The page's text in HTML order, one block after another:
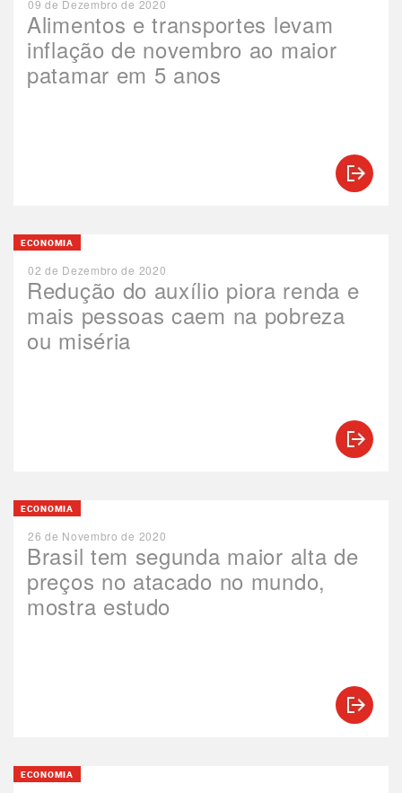
Alimentos e transportes levam
inflação de novembro ao maior
patamar em 5 anos
09 de Dezembro de 2020
Redução do auxílio piora renda e
mais pessoas caem na pobreza
ou miséria
ECONOMIA
02 de Dezembro de 2020
Brasil tem segunda maior alta de
preços no atacado no mundo,
mostra estudo
ECONOMIA
26 de Novembro de 2020
ECONOMIA